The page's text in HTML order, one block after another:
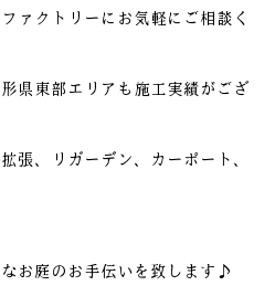
ァクトリーにお気軽にご相談く
県東部エリアも施工実績がござ
張、リガーデン、カーポート、
お庭のお手伝いを致します♪